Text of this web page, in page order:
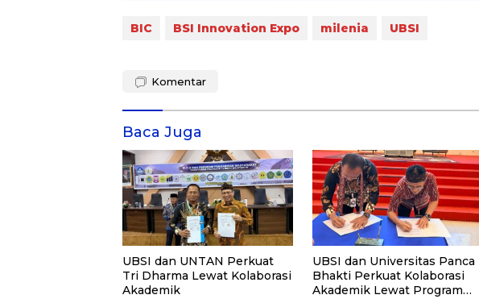
BIC BSI Innovation Expo milenia UBSI
Komentar
Baca Juga
UBSI dan UNTAN Perkuat
Tri Dharma Lewat Kolaborasi
Akademik
UBSI dan Universitas Panca
Bhakti Perkuat Kolaborasi
Akademik Lewat Program